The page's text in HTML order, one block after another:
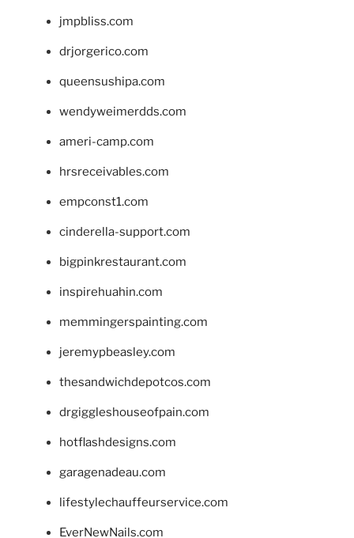
jmpbliss.com
drjorgerico.com
queensushipa.com
wendyweimerdds.com
ameri-camp.com
hrsreceivables.com
empconst1.com
cinderella-support.com
bigpinkrestaurant.com
inspirehuahin.com
memmingerspainting.com
jeremypbeasley.com
thesandwichdepotcos.com
drgiggleshouseofpain.com
hotflashdesigns.com
garagenadeau.com
lifestylechauffeurservice.com
EverNewNails.com